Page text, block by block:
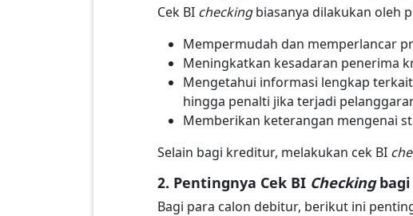
Cek BI checkingbiasanya dilakukan oleh
Mempermudah dan memperlancar
Meningkatkan kesadaran penerima
Mengetahui informasi lengkap
hingga penalti jika terjadi
Memberikan keterangan mengenai
Selain bagi kreditur, melakukan cek BI
2. Pentingnya Cek BI Checkingbagi
Bagi para calon debitur, berikut ini